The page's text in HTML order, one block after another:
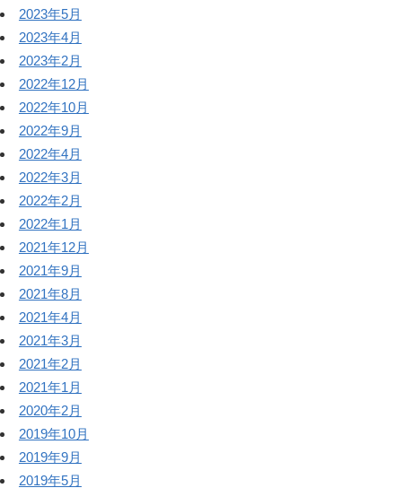
2023年5月
2023年4月
2023年2月
2022年12月
2022年10月
2022年9月
2022年4月
2022年3月
2022年2月
2022年1月
2021年12月
2021年9月
2021年8月
2021年4月
2021年3月
2021年2月
2021年1月
2020年2月
2019年10月
2019年9月
2019年5月